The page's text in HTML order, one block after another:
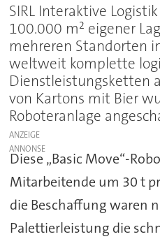
SIRL Interaktive
100.000 m² eigener
mehreren Standorten
weltweit komplette
Dienstleistungsketten
von Kartons mit Bier
Roboteranlage
ANZEIGE
Diese „Basic Move“-
Mitarbeitende um 30 t
die Beschaffung waren
Palettierleistung die